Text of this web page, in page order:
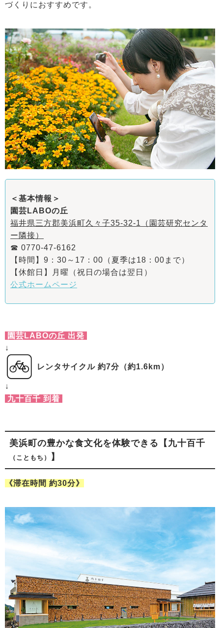
づくりにおすすめです。
＜基本情報＞
園芸LABOの丘
福井県三方郡美浜町久々子35-32-1（園芸研究センタ
ー隣接）
☎ 0770-47-6162
【時間】9：30～17：00（夏季は18：00まで）
【休館日】月曜（祝日の場合は翌日）
公式ホームページ
園芸LABOの丘 出発
↓
レンタサイクル 約7分（約1.6km）
↓
九十百千 到着
美浜町の豊かな食文化を体験できる【九十百千
（こともち） 】
《滞在時間 約30分》